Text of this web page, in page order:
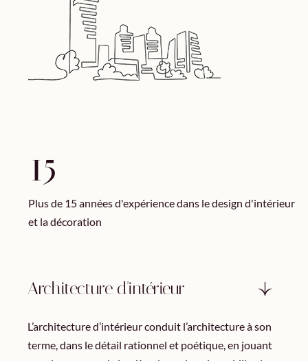
15
Plus de 15 années d'expérience dans le design d'intérieur
et la décoration
Architecture d'intérieur
L’architecture d’intérieur conduit l’architecture à son
terme, dans le détail rationnel et poétique, en jouant